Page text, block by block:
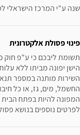
שנה ע"י המרכז הישראלי
פינוי פסולת אלקטרונית
לפרטים נוספים בנושא